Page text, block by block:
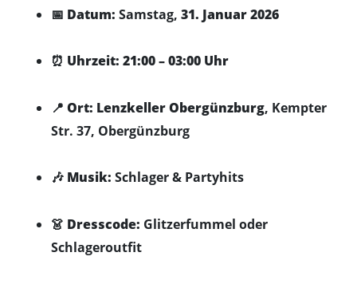
📅 Datum: Samstag, 31. Januar 2026
⏰ Uhrzeit: 21:00 – 03:00 Uhr
📍 Ort: Lenzkeller Obergünzburg, Kempter
Str. 37, Obergünzburg
🎶 Musik: Schlager & Partyhits
👗 Dresscode: Glitzerfummel oder
Schlageroutfit